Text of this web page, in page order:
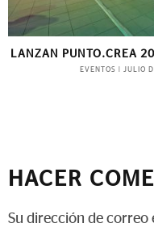
ALTAPLAZA MALL
CON “UNA
HACER
Su dirección de correo